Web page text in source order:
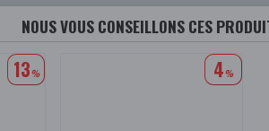
NOUS VOUS CONSEILLONS CES
13 % 4 %